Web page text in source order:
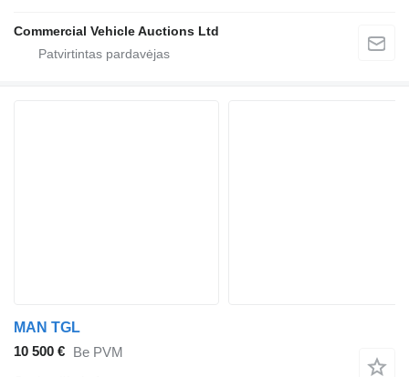
Commercial Vehicle Auctions Ltd
MAN TGL
10 500 € Be PVM